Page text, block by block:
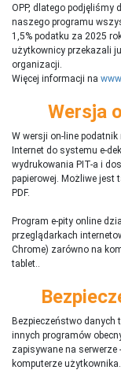
OPP, dlatego podjęliśmy
naszego programu
1,5% podatku za 2025
użytkownicy przekazali
organizacji.
Więcej informacji na
Wersja
W wersji on-line
Internet do systemu e-
wydrukowania PIT-a i
papierowej. Możliwe jest
PDF.
Program e-pity online
przeglądarkach
Chrome) zarówno na
tablet..
Bezpieczeństwo danych
innych programów
zapisywane na
komputerze użytkownika.